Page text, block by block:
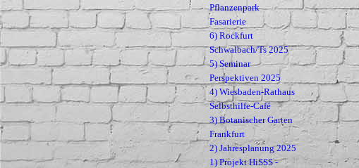
Pflanzenpark
Fasarierie
6) Rockfurt
Schwalbach/Ts 2025
5) Seminar
Perspektiven 2025
4) Wiesbaden-Rathaus
Selbsthilfe-Café
3) Botanischer Garten
Frankfurt
2) Jahresplanung 2025
1) Projekt HiSSS -